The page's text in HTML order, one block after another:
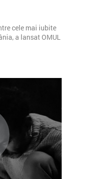
cele mai iubite
a lansat OMUL